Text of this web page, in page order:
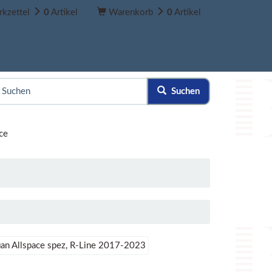
0 Artikel Warenkorb 0 Artikel
Suchen
Allspace spez, R-Line 2017-2023